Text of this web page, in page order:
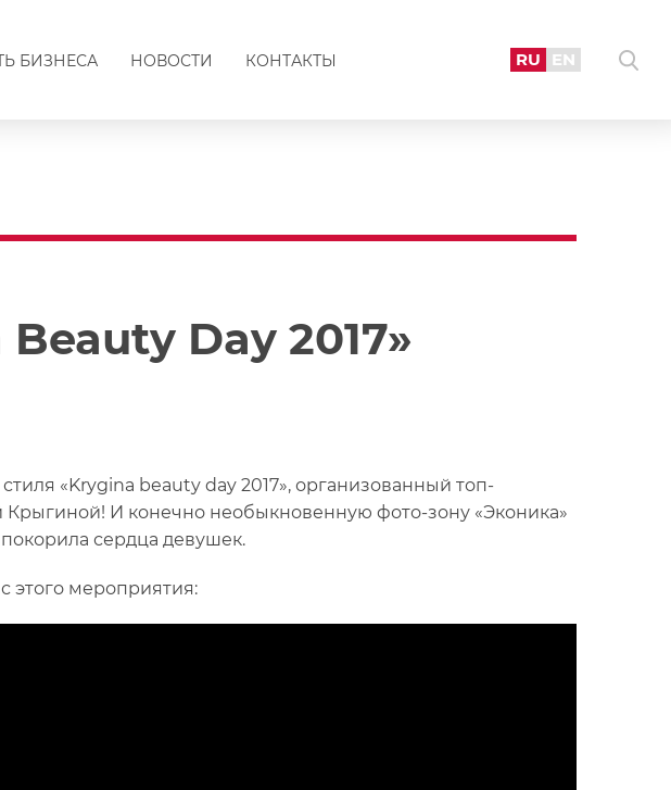
БИЗНЕСА НОВОСТИ КОНТАКТЫ RU EN
Day 2017»
«Krygina beauty day 2017», организованный топ-
И конечно необыкновенную фото-зону «Эконика»
сердца девушек.
этого мероприятия: